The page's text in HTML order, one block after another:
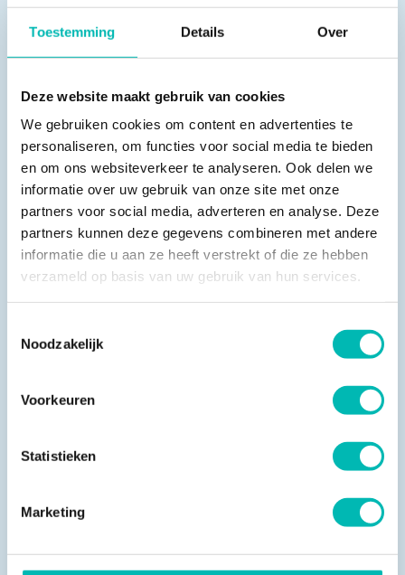
Toestemming Details Over
Deze website maakt gebruik van cookies
We gebruiken cookies om content en advertenties te
personaliseren, om functies voor social media te bieden
en om ons websiteverkeer te analyseren. Ook delen we
informatie over uw gebruik van onze site met onze
partners voor social media, adverteren en analyse. Deze
partners kunnen deze gegevens combineren met andere
informatie die u aan ze heeft verstrekt of die ze hebben
verzameld op basis van uw gebruik van hun services.
Noodzakelijk
Voorkeuren
Statistieken
Marketing